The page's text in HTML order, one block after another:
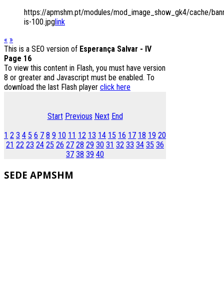
https://apmshm.pt/modules/mod_image_show_gk4/cache/
is-100.jpglink
« »
This is a SEO version of Esperança Salvar - IV
Page 16
To view this content in Flash, you must have version
8 or greater and Javascript must be enabled. To
download the last Flash player click here
Start Previous Next End
1 2 3 4 5 6 7 8 9 10 11 12 13 14 15 16 17 18 19 20
21 22 23 24 25 26 27 28 29 30 31 32 33 34 35 36
37 38 39 40
SEDE APMSHM